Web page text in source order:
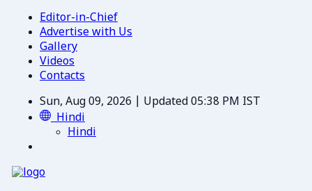
Editor-in-Chief
Advertise with Us
Gallery
Videos
Contacts
Sun, Aug 09, 2026 | Updated 05:38 PM IST
Hindi
Hindi